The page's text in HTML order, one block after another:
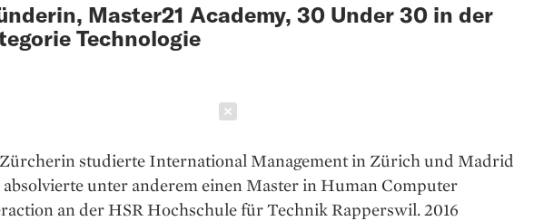
Master21 Academy, 30 Under 30 in der
Technologie
studierte International Management in Zürich und Madrid
unter anderem einen Master in Human Computer
an der HSR Hochschule für Technik Rapperswil. 2016